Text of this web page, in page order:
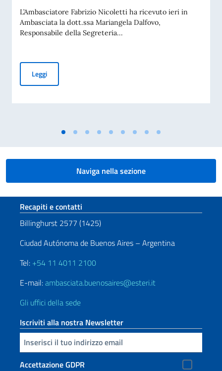
L’Ambasciatore Fabrizio Nicoletti ha ricevuto ieri in
Ambasciata la dott.ssa Mariangela Dalfovo,
Responsabile della Segreteria...
LeggiIncontro dell’Ambasciatore Nicoletti con la dott.ssa
Naviga nella sezione
Sezione footer
Recapiti e contatti
Billinghurst 2577 (1425)
Ciudad Autónoma de Buenos Aires – Argentina
Tel: +54 11 4011 2100
E-mail:ambasciata.buenosaires@esteri.it
Gli uffici della sede
Iscriviti alla nostra Newsletter
Inserisci la tua email
Accettazione GDPR